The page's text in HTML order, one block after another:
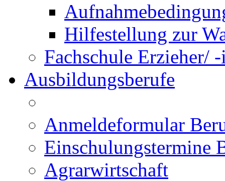
Hilfestellung zur
Fachschule Erzieher/
Ausbildungsberufe
Anmeldeformular
Einschulungstermine
Agrarwirtschaft